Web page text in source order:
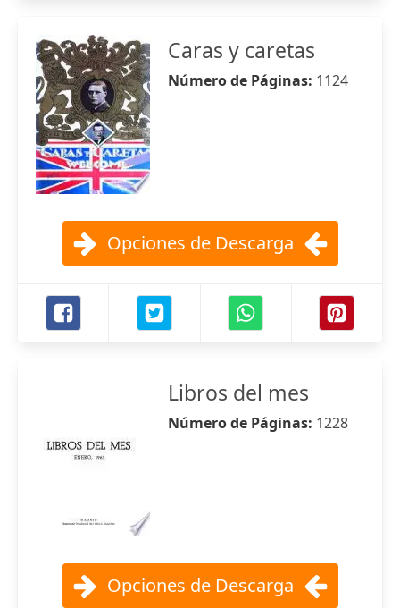
Caras y caretas
Número de Páginas: 1124
Opciones de Descarga
Libros del mes
Número de Páginas: 1228
Opciones de Descarga